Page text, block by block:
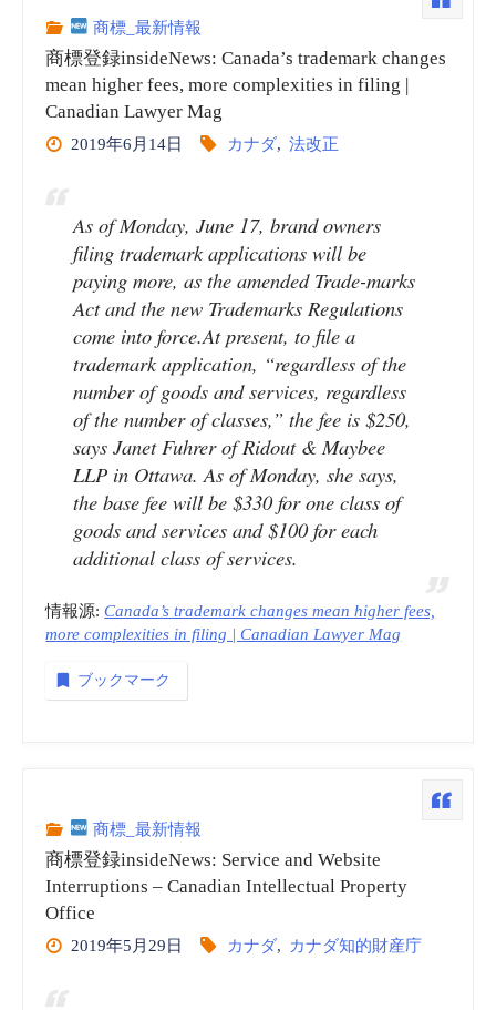
商標_最新情報
商標登録insideNews: Canada’s trademark changes
mean higher fees, more complexities in filing |
Canadian Lawyer Mag
2019年6月14日 カナダ, 法改正
As of Monday, June 17, brand owners
filing trademark applications will be
paying more, as the amended Trade-marks
Act and the new Trademarks Regulations
come into force.At present, to file a
trademark application, “regardless of the
number of goods and services, regardless
of the number of classes,” the fee is $250,
says Janet Fuhrer of Ridout & Maybee
LLP in Ottawa. As of Monday, she says,
the base fee will be $330 for one class of
goods and services and $100 for each
additional class of services.
情報源:Canada’s trademark changes mean higher fees,
more complexities in filing | Canadian Lawyer Mag
ブックマーク
商標_最新情報
商標登録insideNews: Service and Website
Interruptions – Canadian Intellectual Property
Office
2019年5月29日 カナダ, カナダ知的財産庁